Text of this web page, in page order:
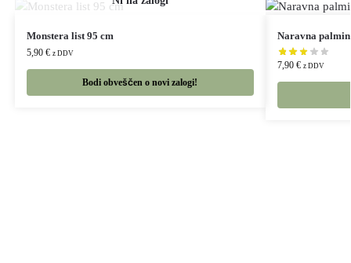
Monstera list 95 cm
5,90 € z DDV
Bodi obveščen o novi zalogi!
Naravna
7,90 € z DDV